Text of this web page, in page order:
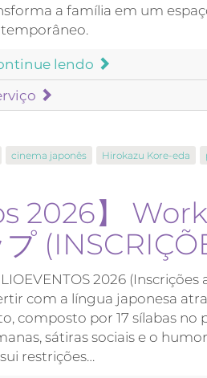
a família em um
lendo
cinema japonês Hirokazu Kore-eda
2026】
2026
com a língua japonesa
composto por 17 sílabas no
sátiras sociais e o
restrições…